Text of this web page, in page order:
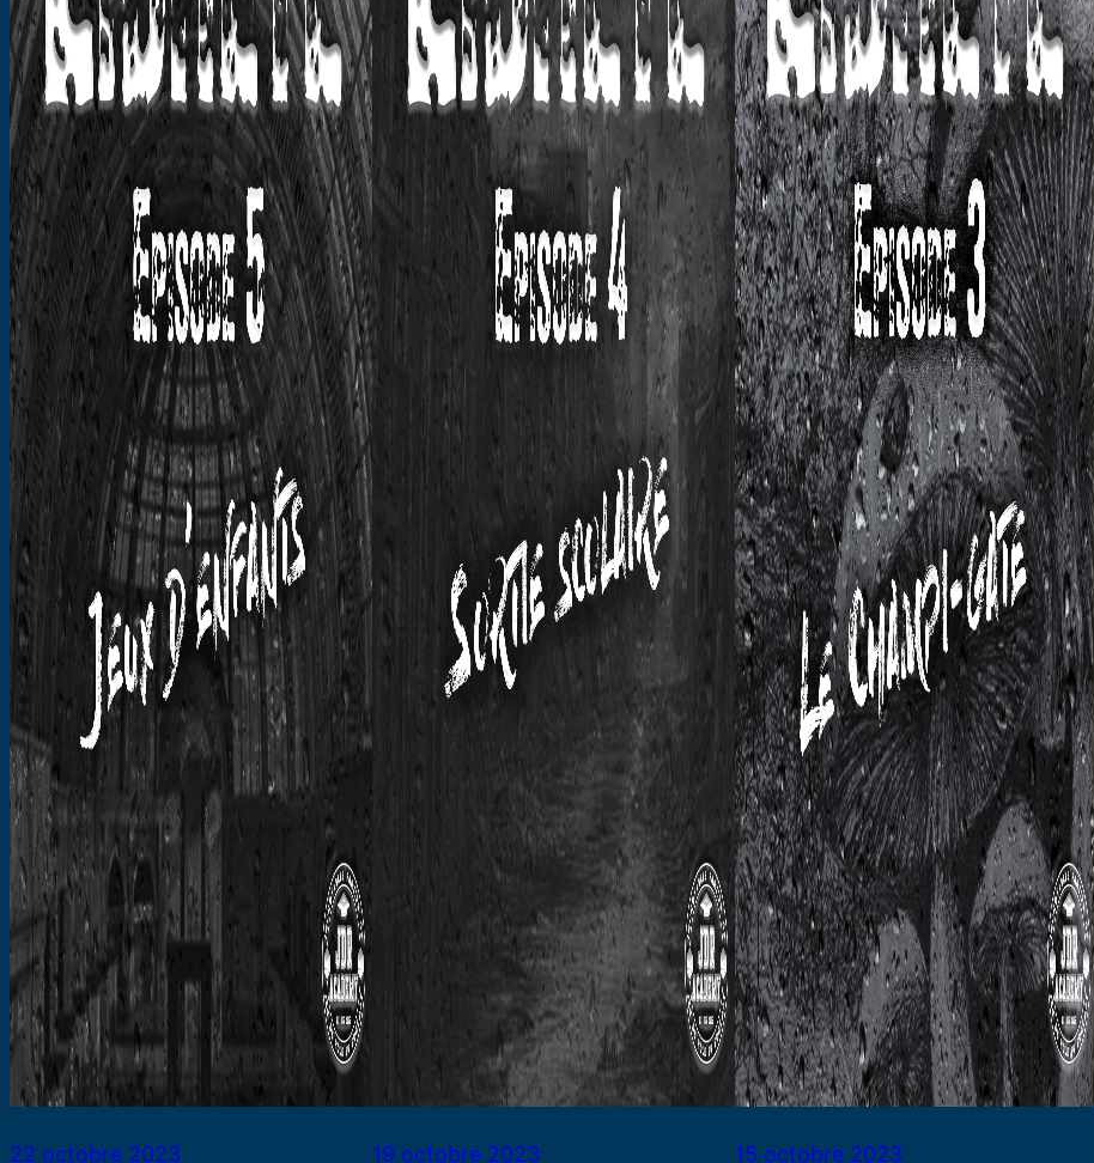
22 octobre 2023 19 octobre 2023 15 octobre 2023